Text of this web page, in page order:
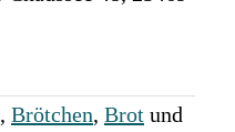
, Brötchen, Brot und